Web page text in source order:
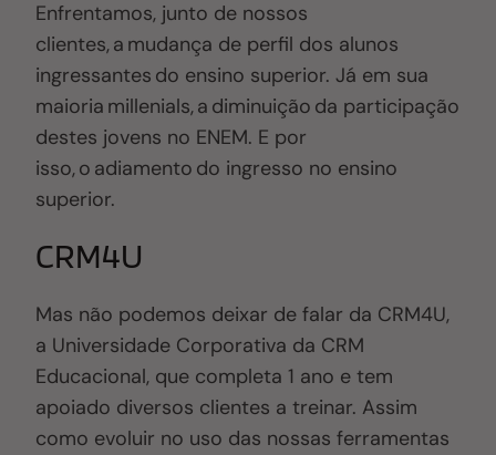
Enfrentamos, junto de nossos
clientes, a mudança de perfil dos alunos
ingressantes do ensino superior. Já em sua
maioria millenials, a diminuição da participação
destes jovens no ENEM. E por
isso, o adiamento do ingresso no ensino
superior.
CRM4U
Mas não podemos deixar de falar da CRM4U,
a Universidade Corporativa da CRM
Educacional, que completa 1 ano e tem
apoiado diversos clientes a treinar. Assim
como evoluir no uso das nossas ferramentas